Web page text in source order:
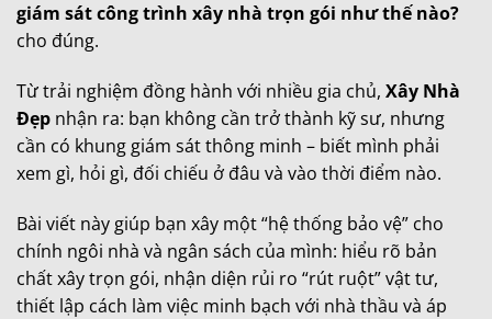
giám sát công trình xây nhà trọn gói như thế nào?
cho đúng.
Từ trải nghiệm đồng hành với nhiều gia chủ, Xây Nhà
Đẹp nhận ra: bạn không cần trở thành kỹ sư, nhưng
cần có khung giám sát thông minh – biết mình phải
xem gì, hỏi gì, đối chiếu ở đâu và vào thời điểm nào.
Bài viết này giúp bạn xây một “hệ thống bảo vệ” cho
chính ngôi nhà và ngân sách của mình: hiểu rõ bản
chất xây trọn gói, nhận diện rủi ro “rút ruột” vật tư,
thiết lập cách làm việc minh bạch với nhà thầu và áp